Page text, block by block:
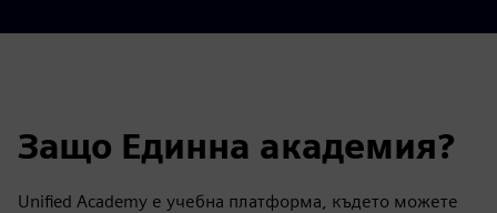
Защо Единна академия?
Unified Academy е учебна платформа, където можете